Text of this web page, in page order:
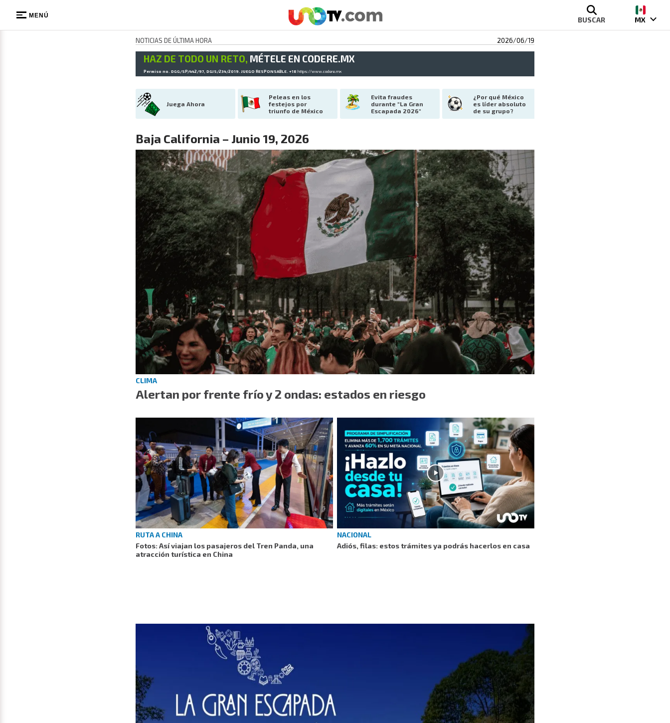
MENÚ BUSCAR MX
NOTICIAS DE ÚLTIMA HORA 2026/06/19
HAZ DE TODO UN RETO, MÉTELE EN CODERE.MX
Permiso no. DGG/SP/442/97, DGJS/234/2019. JUEGO RESPONSABLE. +18 https://www.codere.mx
Juega Ahora
Peleas en los
festejos por
triunfo de México
Evita fraudes
durante "La Gran
Escapada 2026"
¿Por qué México
es líder absoluto
de su grupo?
Baja California – Junio 19, 2026
CLIMA
Alertan por frente frío y 2 ondas: estados en riesgo
RUTA A CHINA
Fotos: Así viajan los pasajeros del Tren Panda, una
atracción turística en China
NACIONAL
Adiós, filas: estos trámites ya podrás hacerlos en casa